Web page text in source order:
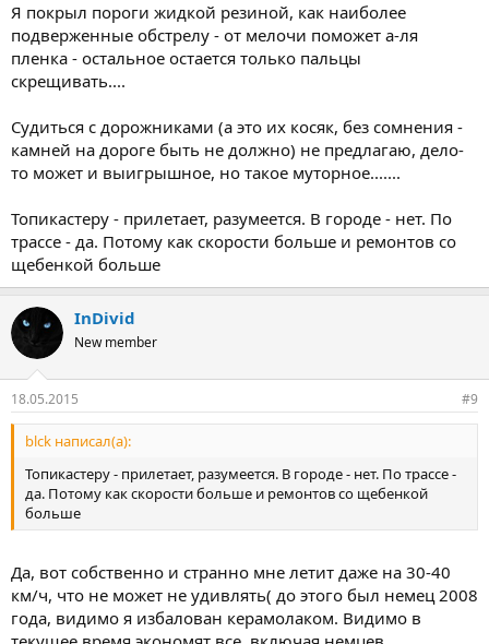
Я покрыл пороги жидкой резиной, как наиболее
подверженные обстрелу - от мелочи поможет а-ля
пленка - остальное остается только пальцы
скрещивать....
Судиться с дорожниками (а это их косяк, без сомнения -
камней на дороге быть не должно) не предлагаю, дело-
то может и выигрышное, но такое муторное.......
Топикастеру - прилетает, разумеется. В городе - нет. По
трассе - да. Потому как скорости больше и ремонтов со
щебенкой больше
InDivid
New member
18.05.2015 #9
blck написал(а):
Топикастеру - прилетает, разумеется. В городе - нет. По трассе -
да. Потому как скорости больше и ремонтов со щебенкой
больше
Да, вот собственно и странно мне летит даже на 30-40
км/ч, что не может не удивлять( до этого был немец 2008
года, видимо я избалован керамолаком. Видимо в